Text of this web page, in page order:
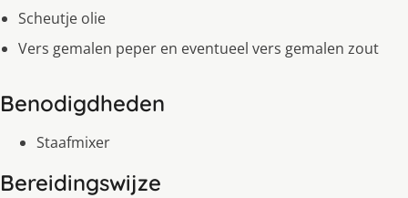
Scheutje olie
Vers gemalen peper en eventueel vers gemalen zout
Benodigdheden
Staafmixer
Bereidingswijze